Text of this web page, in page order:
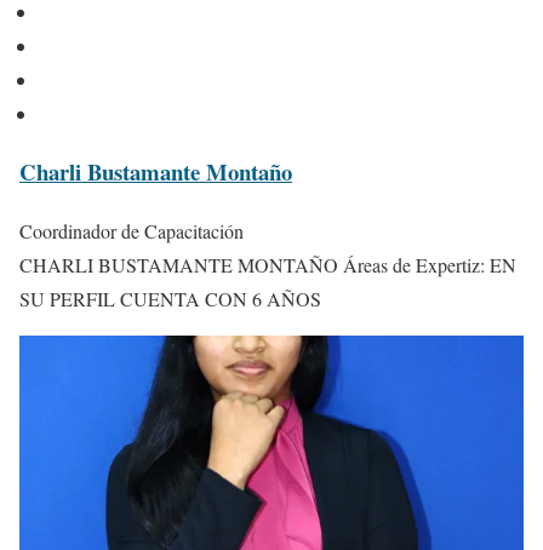
Charli Bustamante Montaño
Coordinador de Capacitación
CHARLI BUSTAMANTE MONTAÑO Áreas de Expertiz: EN
SU PERFIL CUENTA CON 6 AÑOS